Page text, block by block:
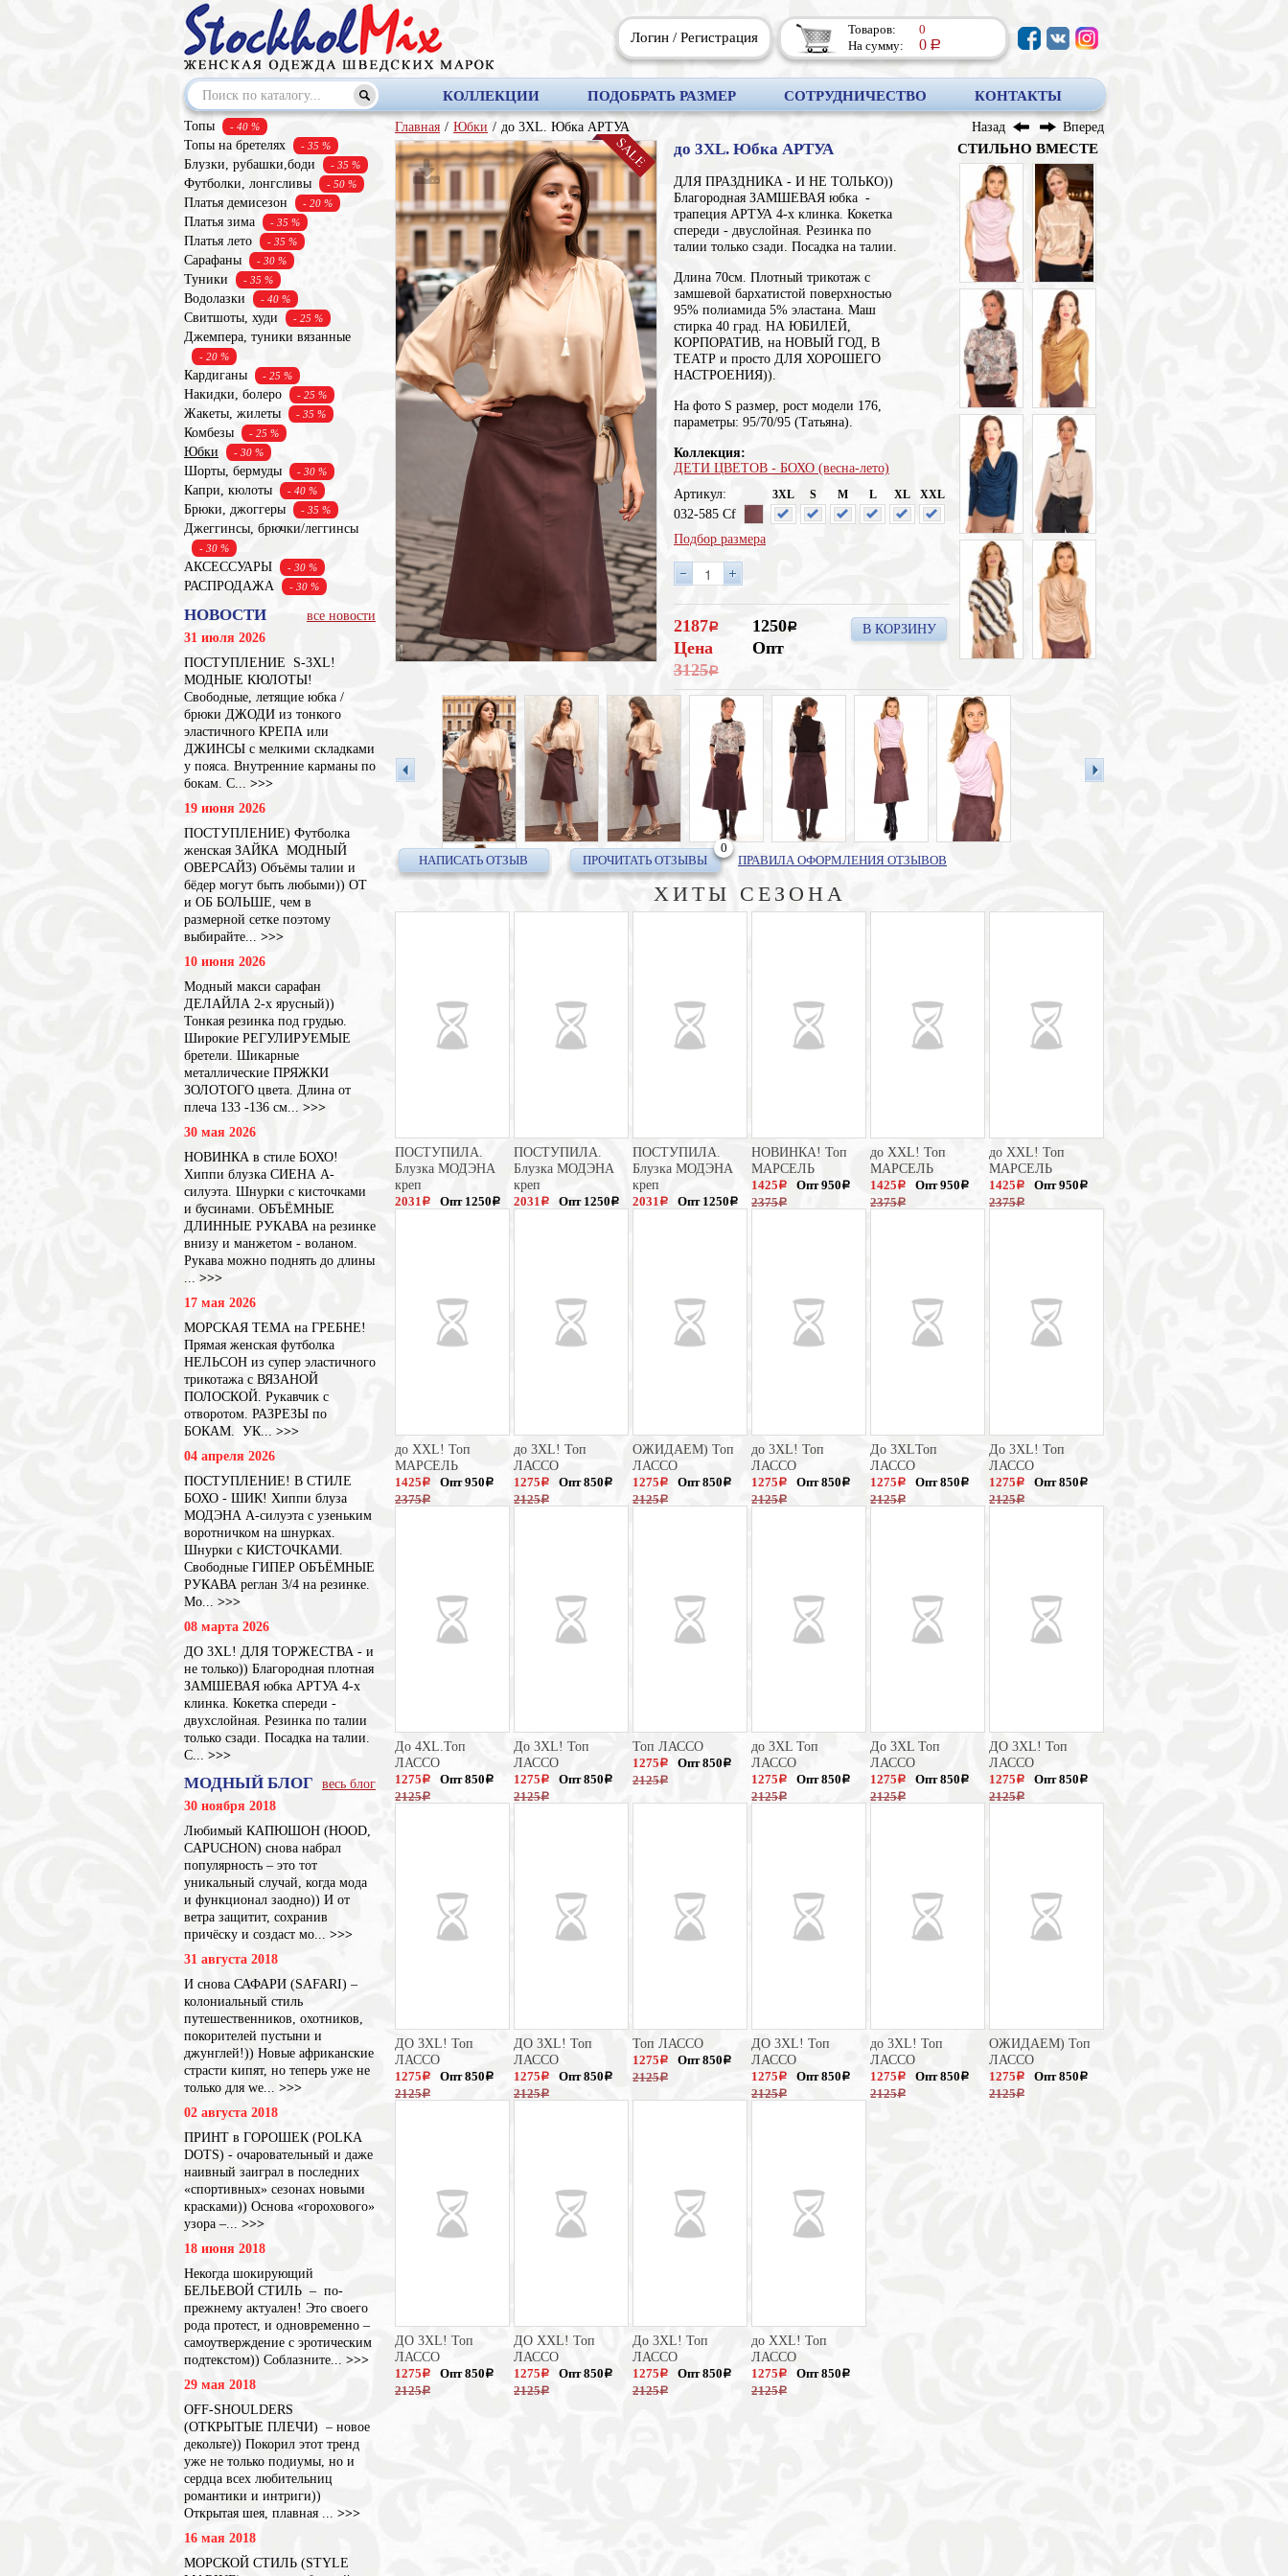
Товаров:
0
На сумму:
0 a
Логин / Регистрация
ПОДОБРАТЬ РАЗМЕР СОТРУДНИЧЕСТВО КОНТАКТЫ
КОЛЛЕКЦИИ
Топы - 40 %
Топы на бретелях - 35 %
Блузки, рубашки,боди - 35 %
Футболки, лонгсливы - 50 %
Платья демисезон - 20 %
Платья зима - 35 %
Платья лето - 35 %
Сарафаны - 30 %
Туники - 35 %
Водолазки - 40 %
Свитшоты, худи - 25 %
Джемпера, туники вязанные
- 20 %
Кардиганы - 25 %
Накидки, болеро - 25 %
Жакеты, жилеты - 35 %
Комбезы - 25 %
Юбки - 30 %
Шорты, бермуды - 30 %
Капри, кюлоты - 40 %
Брюки, джоггеры - 35 %
Джеггинсы, брючки/леггинсы
- 30 %
АКСЕССУАРЫ - 30 %
РАСПРОДАЖА - 30 %
НОВОСТИ
все новости
31 июля 2026
ПОСТУПЛЕНИЕ S-3XL!
МОДНЫЕ КЮЛОТЫ!
Свободные, летящие юбка /
брюки ДЖОДИ из тонкого
эластичного КРЕПА или
ДЖИНСЫ с мелкими складками
у пояса. Внутренние карманы по
бокам. С... >>>
19 июня 2026
ПОСТУПЛЕНИЕ) Футболка
женская ЗАЙКА МОДНЫЙ
ОВЕРСАЙЗ) Объёмы талии и
бёдер могут быть любыми)) ОТ
и ОБ БОЛЬШЕ, чем в
размерной сетке поэтому
выбирайте... >>>
10 июня 2026
Модный макси сарафан
ДЕЛАЙЛА 2-х ярусный))
Тонкая резинка под грудью.
Широкие РЕГУЛИРУЕМЫЕ
бретели. Шикарные
металлические ПРЯЖКИ
ЗОЛОТОГО цвета. Длина от
плеча 133 -136 см... >>>
30 мая 2026
НОВИНКА в стиле БОХО!
Хиппи блузка СИЕНА А-
силуэта. Шнурки с кисточками
и бусинами. ОБЪЁМНЫЕ
ДЛИННЫЕ РУКАВА на резинке
внизу и манжетом - воланом.
Рукава можно поднять до длины
... >>>
17 мая 2026
МОРСКАЯ ТЕМА на ГРЕБНЕ!
Прямая женская футболка
НЕЛЬСОН из супер эластичного
трикотажа с ВЯЗАНОЙ
ПОЛОСКОЙ. Рукавчик с
отворотом. РАЗРЕЗЫ по
БОКАМ. УК... >>>
04 апреля 2026
ПОСТУПЛЕНИЕ! В СТИЛЕ
БОХО - ШИК! Хиппи блуза
МОДЭНА А-силуэта с узеньким
воротничком на шнурках.
Шнурки с КИСТОЧКАМИ.
Свободные ГИПЕР ОБЪЁМНЫЕ
РУКАВА реглан 3/4 на резинке.
Мо... >>>
08 марта 2026
ДО 3XL! ДЛЯ ТОРЖЕСТВА - и
не только)) Благородная плотная
ЗАМШЕВАЯ юбка АРТУА 4-х
клинка. Кокетка спереди -
двухслойная. Резинка по талии
только сзади. Посадка на талии.
С... >>>
МОДНЫЙ БЛОГ
весь блог
30 ноября 2018
Любимый КАПЮШОН (HOOD,
CAPUCHON) снова набрал
популярность – это тот
уникальный случай, когда мода
и функционал заодно)) И от
ветра защитит, сохранив
причёску и создаст мо... >>>
31 августа 2018
И снова САФАРИ (SAFARI) –
колониальный стиль
путешественников, охотников,
покорителей пустыни и
джунглей!)) Новые африканские
страсти кипят, но теперь уже не
только для we... >>>
02 августа 2018
ПРИНТ в ГОРОШЕК (POLKA
DOTS) - очаровательный и даже
наивный заиграл в последних
«спортивных» сезонах новыми
красками)) Основа «горохового»
узора –... >>>
18 июня 2018
Некогда шокирующий
БЕЛЬЕВОЙ СТИЛЬ – по-
прежнему актуален! Это своего
рода протест, и одновременно –
самоутверждение с эротическим
подтекстом)) Соблазните... >>>
29 мая 2018
OFF-SHOULDERS
(ОТКРЫТЫЕ ПЛЕЧИ) – новое
декольте)) Покорил этот тренд
уже не только подиумы, но и
сердца всех любительниц
романтики и интриги))
Открытая шея, плавная ... >>>
16 мая 2018
МОРСКОЙ СТИЛЬ (STYLE
Главная / Юбки / до 3XL. Юбка АРТУА Назад Вперед
до 3XL. Юбка АРТУА
ДЛЯ ПРАЗДНИКА - И НЕ ТОЛЬКО))
Благородная ЗАМШЕВАЯ юбка -
трапеция АРТУА 4-х клинка. Кокетка
спереди - двуслойная. Резинка по
талии только сзади. Посадка на талии.
Длина 70см. Плотный трикотаж с
замшевой бархатистой поверхностью
95% полиамида 5% эластана. Маш
стирка 40 град. НА ЮБИЛЕЙ,
КОРПОРАТИВ, на НОВЫЙ ГОД, В
ТЕАТР и просто ДЛЯ ХОРОШЕГО
НАСТРОЕНИЯ)).
На фото S размер, рост модели 176,
параметры: 95/70/95 (Татьяна).
Коллекция:
ДЕТИ ЦВЕТОВ - БОХО (весна-лето)
Артикул:
032-585 Cf
3XL S M L XL XXL
Подбор размера
2187a
Цена
3125a
1250a
Опт
В КОРЗИНУ
СТИЛЬНО ВМЕСТЕ
НАПИСАТЬ ОТЗЫВ ПРОЧИТАТЬ ОТЗЫВЫ
0
ПРАВИЛА ОФОРМЛЕНИЯ ОТЗЫВОВ
ХИТЫ СЕЗОНА
ПОСТУПИЛА.
Блузка МОДЭНА
креп
2031 a Опт 1250 a
ПОСТУПИЛА.
Блузка МОДЭНА
креп
2031 a Опт 1250 a
ПОСТУПИЛА.
Блузка МОДЭНА
креп
2031 a Опт 1250 a
НОВИНКА! Топ
МАРСЕЛЬ
1425 a
2375a
Опт 950 a
до XXL! Топ
МАРСЕЛЬ
1425 a
2375a
Опт 950 a
до XXL! Топ
МАРСЕЛЬ
1425 a
2375a
Опт 950 a
до XXL! Топ
МАРСЕЛЬ
1425 a
2375a
Опт 950 a
до 3XL! Топ
ЛАССО
1275 a
2125a
Опт 850 a
ОЖИДАЕМ) Топ
ЛАССО
1275 a
2125a
Опт 850 a
до 3XL! Топ
ЛАССО
1275 a
2125a
Опт 850 a
До 3XLТоп
ЛАССО
1275 a
2125a
Опт 850 a
До 3XL! Топ
ЛАССО
1275 a
2125a
Опт 850 a
До 4XL.Топ
ЛАССО
1275 a
2125a
Опт 850 a
До 3XL! Топ
ЛАССО
1275 a
2125a
Опт 850 a
Топ ЛАССО
1275 a
2125a
Опт 850 a
до 3XL Топ
ЛАССО
1275 a
2125a
Опт 850 a
До 3XL Топ
ЛАССО
1275 a
2125a
Опт 850 a
ДО 3XL! Топ
ЛАССО
1275 a
2125a
Опт 850 a
ДО 3XL! Топ
ЛАССО
1275 a
2125a
Опт 850 a
ДО 3XL! Топ
ЛАССО
1275 a
2125a
Опт 850 a
Топ ЛАССО
1275 a
2125a
Опт 850 a
ДО 3XL! Топ
ЛАССО
1275 a
2125a
Опт 850 a
до 3XL! Топ
ЛАССО
1275 a
2125a
Опт 850 a
ОЖИДАЕМ) Топ
ЛАССО
1275 a
2125a
Опт 850 a
ДО 3XL! Топ
ЛАССО
1275 a
2125a
Опт 850 a
ДО XXL! Топ
ЛАССО
1275 a
2125a
Опт 850 a
До 3XL! Топ
ЛАССО
1275 a
2125a
Опт 850 a
до XXL! Топ
ЛАССО
1275 a
2125a
Опт 850 a